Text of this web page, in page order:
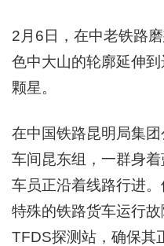
2月6日，在中老铁路
色中大山的轮廓延伸
颗星。
在中国铁路昆明局集
车间昆东组，一群身
车员正沿着线路行进。
特殊的铁路货车运行
TFDS探测站，确保其